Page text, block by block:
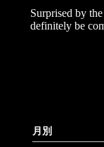
Surprised by
definitely be
月別